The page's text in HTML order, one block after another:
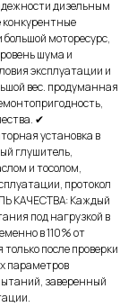
дизельным
конкурентные
моторесурс,
шума и
эксплуатации и
вес. продуманная
✔
установка в
глушитель,
и тосолом,
протокол
КАЧЕСТВА: Каждый
под нагрузкой в
в 110% от
после проверки
параметров
заверенный